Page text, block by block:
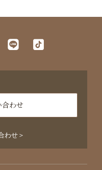
わせ
わせ＞